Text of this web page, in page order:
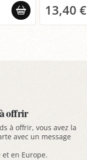
13,40 €
offrir
à offrir, vous avez la
avec un message
et en Europe.